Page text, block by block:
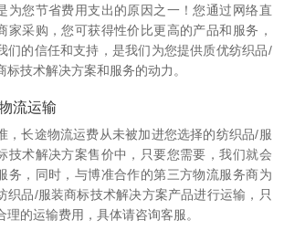
为您节省费用支出的原因之一！您通过网络直
家采购，您可获得性价比更高的产品和服务，
们的信任和支持，是我们为您提供质优纺织品/
标技术解决方案和服务的动力。
流运输
，长途物流运费从未被加进您选择的纺织品/服
技术解决方案售价中，只要您需要，我们就会
务，同时，与博准合作的第三方物流服务商为
织品/服装商标技术解决方案产品进行运输，只
理的运输费用，具体请咨询客服。